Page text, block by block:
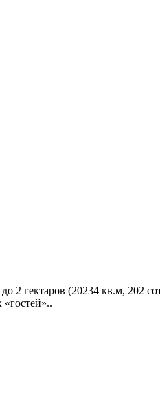
2 гектаров (20234 кв.м, 202